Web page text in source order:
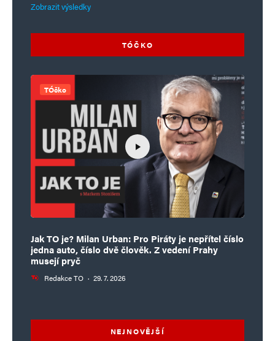
Zobrazit výsledky
TÓČKO
TÓčko
Jak TO je? Milan Urban: Pro Piráty je nepřítel číslo
jedna auto, číslo dvě člověk. Z vedení Prahy
musejí pryč
Redakce TO · 29. 7. 2026
NEJNOVĚJŠÍ